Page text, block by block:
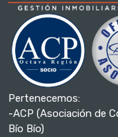
Pertenecemos:
-ACP (Asociación de
Bío Bío)